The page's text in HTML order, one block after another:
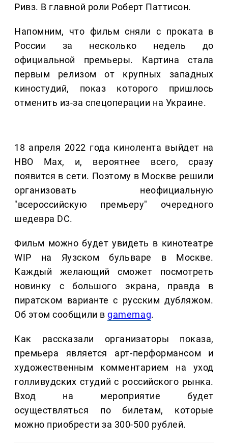
Ривз. В главной роли Роберт Паттисон.
Напомним, что фильм сняли с проката в
России за несколько недель до
официальной премьеры. Картина стала
первым релизом от крупных западных
киностудий, показ которого пришлось
отменить из-за спецоперации на Украине.
18 апреля 2022 года кинолента выйдет на
HBO Max, и, вероятнее всего, сразу
появится в сети. Поэтому в Москве решили
организовать неофициальную
"всероссийскую премьеру" очередного
шедевра DC.
Фильм можно будет увидеть в кинотеатре
WIP на Яузском бульваре в Москве.
Каждый желающий сможет посмотреть
новинку с большого экрана, правда в
пиратском варианте с русским дубляжом.
Об этом сообщили вgamemag.
Как рассказали организаторы показа,
премьера является арт-перформансом и
художественным комментарием на уход
голливудских студий с российского рынка.
Вход на мероприятие будет
осуществляться по билетам, которые
можно приобрести за 300-500 рублей.